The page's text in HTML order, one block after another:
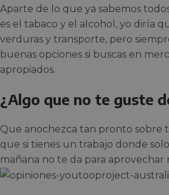
Aparte de lo que ya sabemos
es el tabaco y el alcohol, yo diría
verduras y transporte, pero
buenas opciones si buscas en
apropiados.
¿Algo que no te guste
Que anochezca tan pronto sobre
que si tienes un trabajo donde
mañana no te da para aprovechar